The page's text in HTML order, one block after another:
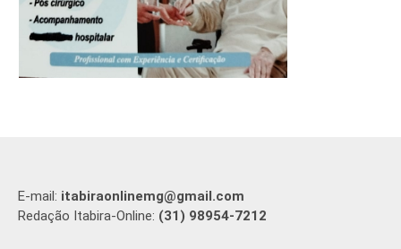
E-mail: itabiraonlinemg@gmail.com
Redação Itabira-Online: (31) 98954-7212